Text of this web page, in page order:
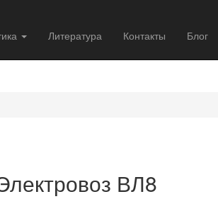
Литература Контакты Блог
ВЛ8